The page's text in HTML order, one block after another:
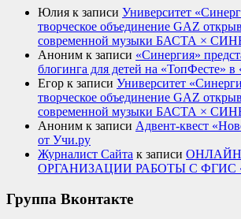
Юлия к записи Университет
творческое объединение GAZ
современной музыки БАСТА ×
Аноним к записи «Синергия»
блогинга для детей на «ТопФесте»
Егор к записи Университет
творческое объединение GAZ
современной музыки БАСТА ×
Аноним к записи Адвент-квест
от Учи.ру
Журналист Сайта к записи
ОРГАНИЗАЦИИ РАБОТЫ С
Группа Вконтакте